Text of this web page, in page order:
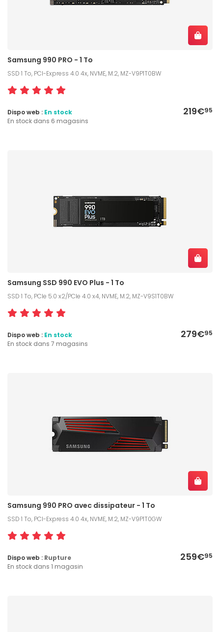
Samsung 990 PRO - 1 To
SSD 1 To, PCI-Express 4.0 4x, NVME, M.2, MZ-V9P1T0BW
219€95
Dispo web : En stock
En stock dans 6 magasins
Samsung SSD 990 EVO Plus - 1 To
SSD 1 To, PCIe 5.0 x2/PCIe 4.0 x4, NVME, M.2, MZ-V9S1T0BW
279€95
Dispo web : En stock
En stock dans 7 magasins
Samsung 990 PRO avec dissipateur - 1 To
SSD 1 To, PCI-Express 4.0 4x, NVME, M.2, MZ-V9P1T0GW
259€95
Dispo web : Rupture
En stock dans 1 magasin